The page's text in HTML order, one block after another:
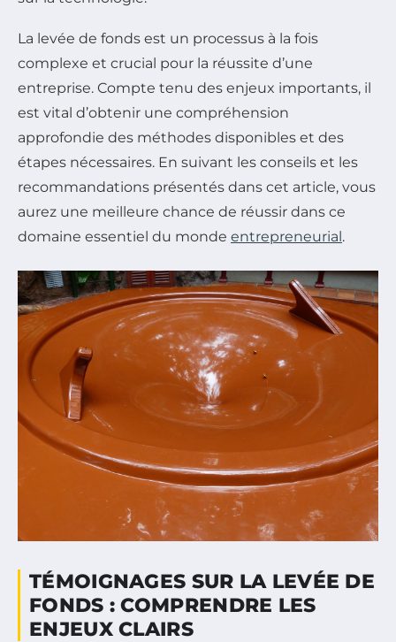
La levée de fonds est un processus à la fois
complexe et crucial pour la réussite d’une
entreprise. Compte tenu des enjeux importants, il
est vital d’obtenir une compréhension
approfondie des méthodes disponibles et des
étapes nécessaires. En suivant les conseils et les
recommandations présentés dans cet article, vous
aurez une meilleure chance de réussir dans ce
domaine essentiel du monde entrepreneurial.
TÉMOIGNAGES SUR LA LEVÉE DE
FONDS : COMPRENDRE LES
ENJEUX CLAIRS